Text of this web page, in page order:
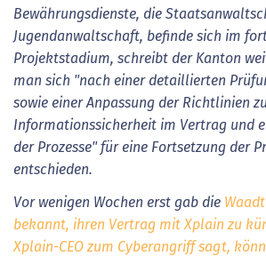
Bewährungsdienste, die
Jugendanwaltschaft, befinde sich im
Projektstadium, schreibt der Kanton
man sich "nach einer detaillierten
sowie einer Anpassung der Richtlinien
Informationssicherheit im Vertrag und
der Prozesse" für eine Fortsetzung der
entschieden.
Vor wenigen Wochen erst gab die
bekannt, ihren Vertrag mit Xplain zu
Xplain-CEO zum Cyberangriff sagt,